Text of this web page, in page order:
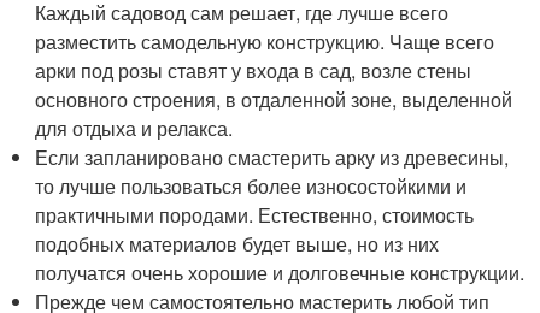
Каждый садовод сам решает, где лучше всего
разместить самодельную конструкцию. Чаще всего
арки под розы ставят у входа в сад, возле стены
основного строения, в отдаленной зоне, выделенной
для отдыха и релакса.
Если запланировано смастерить арку из древесины,
то лучше пользоваться более износостойкими и
практичными породами. Естественно, стоимость
подобных материалов будет выше, но из них
получатся очень хорошие и долговечные конструкции.
Прежде чем самостоятельно мастерить любой тип